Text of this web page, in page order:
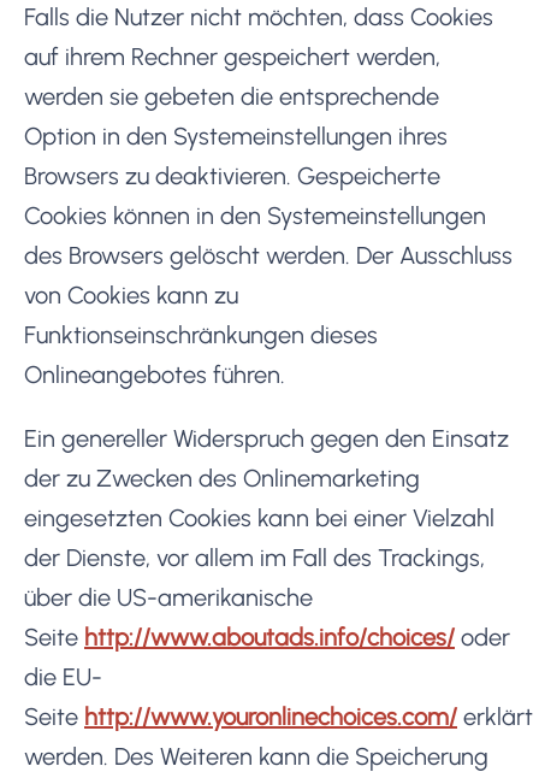
Falls die Nutzer nicht möchten, dass Cookies
auf ihrem Rechner gespeichert werden,
werden sie gebeten die entsprechende
Option in den Systemeinstellungen ihres
Browsers zu deaktivieren. Gespeicherte
Cookies können in den Systemeinstellungen
des Browsers gelöscht werden. Der Ausschluss
von Cookies kann zu
Funktionseinschränkungen dieses
Onlineangebotes führen.
Ein genereller Widerspruch gegen den Einsatz
der zu Zwecken des Onlinemarketing
eingesetzten Cookies kann bei einer Vielzahl
der Dienste, vor allem im Fall des Trackings,
über die US-amerikanische
Seite http://www.aboutads.info/choices/ oder
die EU-
Seite http://www.youronlinechoices.com/ erklärt
werden. Des Weiteren kann die Speicherung